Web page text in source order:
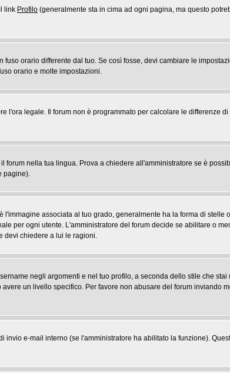
link Profilo (generalmente sta in cima ad ogni pagina, ma questo
orario differente dal tuo. Se così fosse, devi cambiare le
orario e molte impostazioni.
l'ora legale. Il forum non è programmato per calcolare le differenze
nella tua lingua. Prova a chiedere all'amministratore se è
pagine).
associata al tuo grado, generalmente ha la forma di
per ogni utente. L'amministratore del forum decide se abilitare o
devi chiedere a lui le ragioni.
negli argomenti e nel tuo profilo, a seconda dello stile che
un livello specifico. Per favore non abusare del forum inviando
e-mail interno (se l'amministratore ha abilitato la funzione).